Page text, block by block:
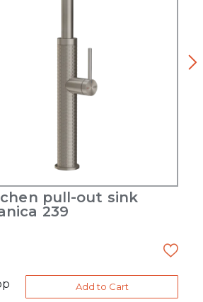
pull-out sink
239
Add to Cart